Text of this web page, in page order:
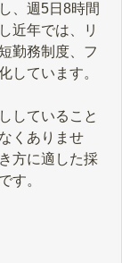
、週5日8時間
近年では、リ
勤務制度、フ
しています。
していること
くありませ
方に適した採
す。